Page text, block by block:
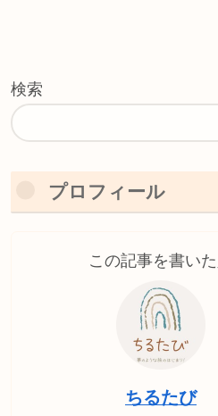
検索
プロフィール
この記事を書いた
ちるたび